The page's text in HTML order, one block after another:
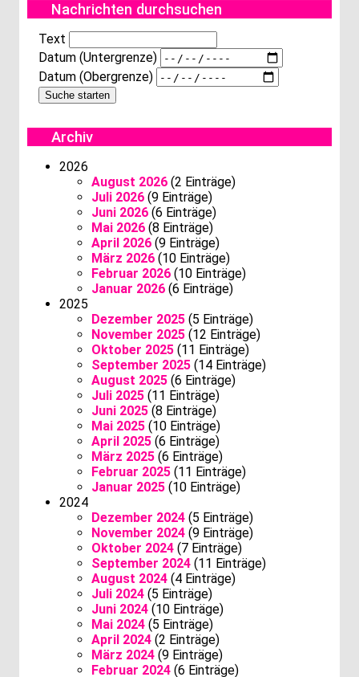
Nachrichten durchsuchen
Text
Datum (Untergrenze)
Datum (Obergrenze)
Archiv
2026
August 2026 (2 Einträge)
Juli 2026 (9 Einträge)
Juni 2026 (6 Einträge)
Mai 2026 (8 Einträge)
April 2026 (9 Einträge)
März 2026 (10 Einträge)
Februar 2026 (10 Einträge)
Januar 2026 (6 Einträge)
2025
Dezember 2025 (5 Einträge)
November 2025 (12 Einträge)
Oktober 2025 (11 Einträge)
September 2025 (14 Einträge)
August 2025 (6 Einträge)
Juli 2025 (11 Einträge)
Juni 2025 (8 Einträge)
Mai 2025 (10 Einträge)
April 2025 (6 Einträge)
März 2025 (6 Einträge)
Februar 2025 (11 Einträge)
Januar 2025 (10 Einträge)
2024
Dezember 2024 (5 Einträge)
November 2024 (9 Einträge)
Oktober 2024 (7 Einträge)
September 2024 (11 Einträge)
August 2024 (4 Einträge)
Juli 2024 (5 Einträge)
Juni 2024 (10 Einträge)
Mai 2024 (5 Einträge)
April 2024 (2 Einträge)
März 2024 (9 Einträge)
Februar 2024 (6 Einträge)